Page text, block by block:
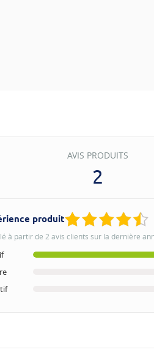
AVIS PRODUITS
2
produit
à partir de 2 avis clients sur la dernière